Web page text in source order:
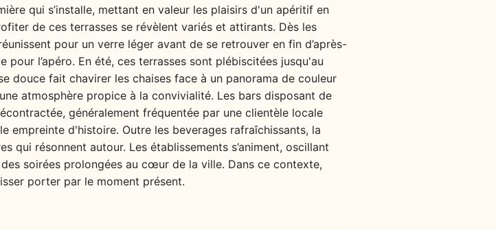
qui s’installe, mettant en valeur les plaisirs d'un apéritif en
de ces terrasses se révèlent variés et attirants. Dès les
pour un verre léger avant de se retrouver en fin d’après-
l’apéro. En été, ces terrasses sont plébiscitées jusqu'au
douce fait chavirer les chaises face à un panorama de couleur
atmosphère propice à la convivialité. Les bars disposant de
généralement fréquentée par une clientèle locale
empreinte d'histoire. Outre les beverages rafraîchissants, la
qui résonnent autour. Les établissements s’animent, oscillant
soirées prolongées au cœur de la ville. Dans ce contexte,
porter par le moment présent.